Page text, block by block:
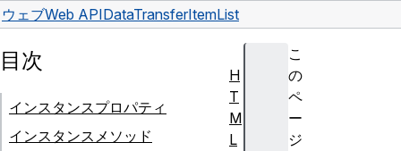
ウェブWeb APIDataTransferItemList
こ
の
ペ
ー
ジ
目次
インスタンスプロパティ
インスタンスメソッド
H
T
M
L